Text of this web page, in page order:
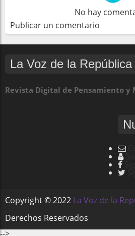
No hay
Publicar un comentario
La Voz de la República
Revista Digital de Pensamiento y
Copyright ©2022 La Voz de la
Derechos Reservados
-->